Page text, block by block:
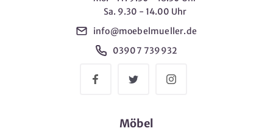
Sa. 9.30 - 14.00 Uhr
info@moebelmueller.de
03907 739932
Möbel